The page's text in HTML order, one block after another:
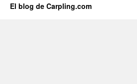
El blog de Carpling.com